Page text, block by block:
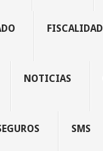
FISCALIDAD
NOTICIAS
SMS